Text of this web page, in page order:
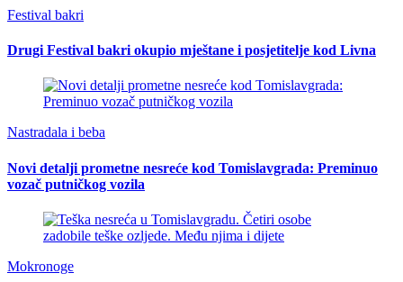
Festival bakri
Drugi Festival bakri okupio mještane i posjetitelje kod Livna
Nastradala i beba
Novi detalji prometne nesreće kod Tomislavgrada: Preminuo
vozač putničkog vozila
Mokronoge